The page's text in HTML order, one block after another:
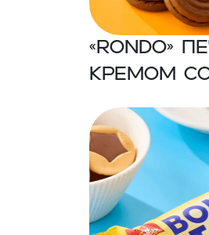
«RONDO» Печенье какао с
кремом